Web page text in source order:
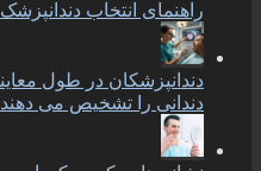
راهنمای انتخاب
دندانپزشکان در طول
دندانی را تشخیص می